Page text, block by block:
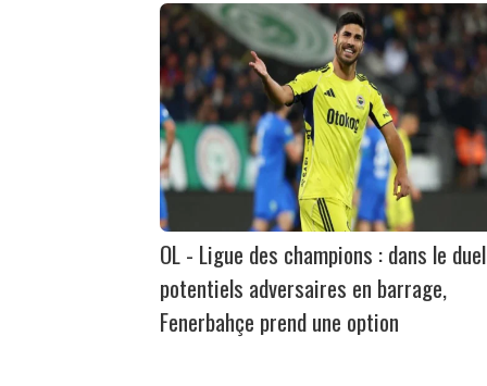
OL - Ligue des champions : dans le
potentiels adversaires en barrage,
Fenerbahçe prend une option